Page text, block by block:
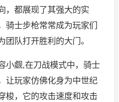
，都展现了其强大的实
骑士步枪常常成为玩家们
团队打开胜利的大门。
小觑,在刀战模式中，骑士
让玩家仿佛化身为中世纪
梭，它的攻击速度和攻击